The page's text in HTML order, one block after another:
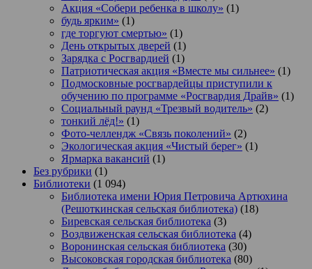
Акция «Собери ребенка в школу» (1)
будь ярким» (1)
где торгуют смертью» (1)
День открытых дверей (1)
Зарядка с Росгвардией (1)
Патриотическая акция «Вместе мы сильнее» (1)
Подмосковные росгвардейцы приступили к
обучению по программе «Росгвардия Драйв» (1)
Социальный раунд «Трезвый водитель» (2)
тонкий лёд!» (1)
Фото-челлендж «Связь поколений» (2)
Экологическая акция «Чистый берег» (1)
Ярмарка вакансий (1)
Без рубрики (1)
Библиотеки (1 094)
Библиотека имени Юрия Петровича Артюхина
(Решоткинская сельская библиотека) (18)
Биревская сельская библиотека (3)
Воздвиженская сельская библиотека (4)
Воронинская сельская библиотека (30)
Высоковская городская библиотека (80)